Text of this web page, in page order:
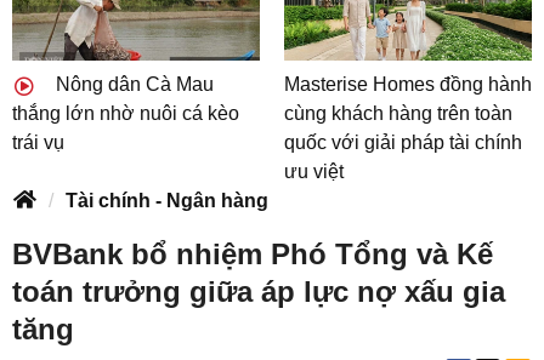
Nông dân Cà Mau
thắng lớn nhờ nuôi cá kèo
trái vụ
Masterise Homes đồng hành
cùng khách hàng trên toàn
quốc với giải pháp tài chính
ưu việt
Tài chính - Ngân hàng
BVBank bổ nhiệm Phó Tổng và Kế
toán trưởng giữa áp lực nợ xấu gia
tăng